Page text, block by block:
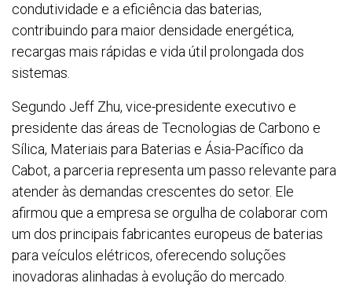
condutividade e a eficiência das baterias,
contribuindo para maior densidade energética,
recargas mais rápidas e vida útil prolongada dos
sistemas.
Segundo Jeff Zhu, vice-presidente executivo e
presidente das áreas de Tecnologias de Carbono e
Sílica, Materiais para Baterias e Ásia-Pacífico da
Cabot, a parceria representa um passo relevante para
atender às demandas crescentes do setor. Ele
afirmou que a empresa se orgulha de colaborar com
um dos principais fabricantes europeus de baterias
para veículos elétricos, oferecendo soluções
inovadoras alinhadas à evolução do mercado.